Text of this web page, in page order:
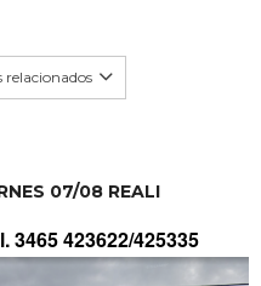
07/08 REALI
3465 423622/425335